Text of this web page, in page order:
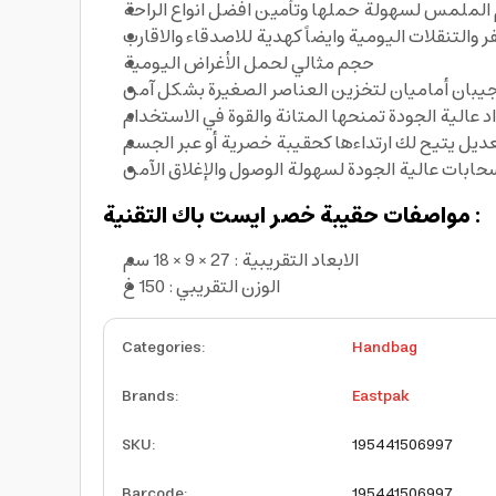
لسهولة حملها وتأمين افضل انواع الراحة
والتنقلات اليومية وايضاً كهدية للاصدقاء والاقارب
حجم مثالي لحمل الأغراض اليومية
أماميان لتخزين العناصر الصغيرة بشكل آمن
عالية الجودة تمنحها المتانة والقوة في الاستخدام
يتيح لك ارتداءها كحقيبة خصرية أو عبر الجسم
عالية الجودة لسهولة الوصول والإغلاق الآمن
مواصفات حقيبة خصر ايست باك التقنية :
الابعاد التقريبية : 27 × 9 × 18 سم
الوزن التقريبي : 150 غ
Categories:
Handbag
Brands:
Eastpak
SKU:
195441506997